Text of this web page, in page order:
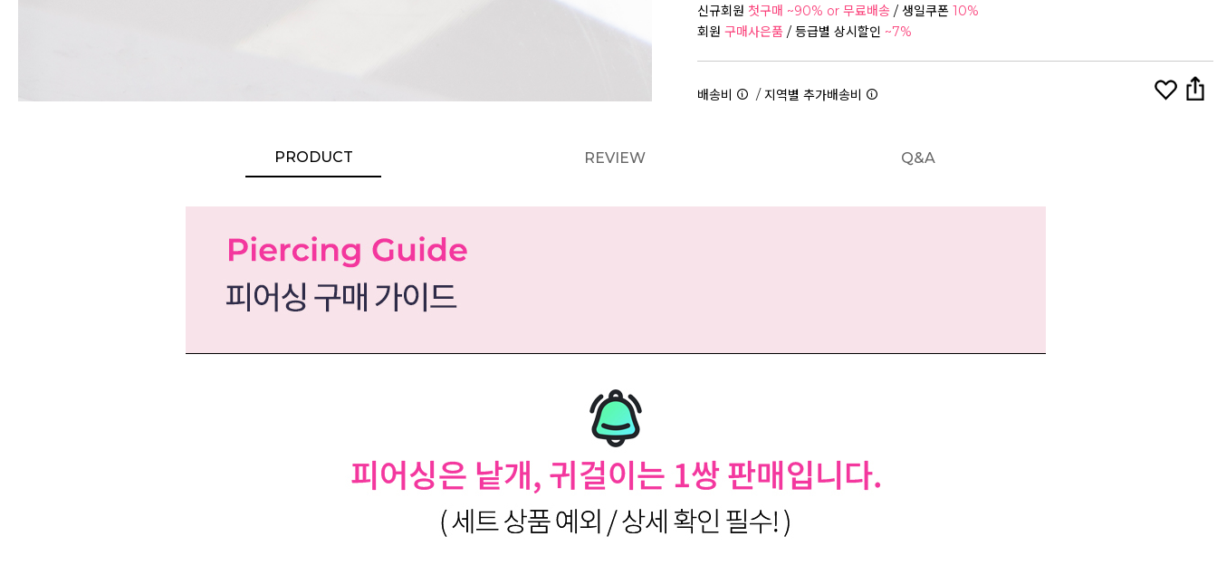
신규회원 첫구매 ~90% or 무료배송 / 생일쿠폰 10%
회원 구매사은품 / 등급별 상시할인 ~7%
배송비 /지역별 추가배송비
PRODUCT REVIEW Q&A